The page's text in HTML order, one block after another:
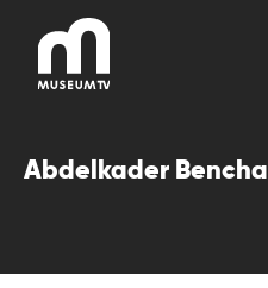
contenu
Abdelkader